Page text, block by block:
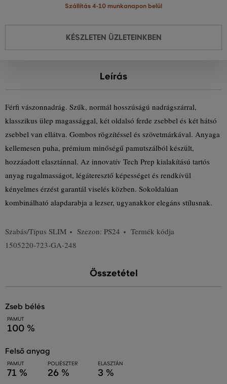
Szállítás 4-10 munkanapon belül
KÉSZLETEN ÜZLETEINKBEN
Leírás
Férfi vászonnadrág. Szűk, normál hosszúságú nadrágszárral,
klasszikus ülep magassággal, két oldalsó ferde zsebbel és két hátsó
zsebbel van ellátva. Gombos rögzítéssel és szövetmárkával. Anyaga
kellemesen puha, prémium minőségű pamutszálból készült,
hozzáadott elasztánnal. Az innovatív Tech Prep kialakítású tartós
anyag rugalmasságot, légáteresztő képességet és rendkívül
kényelmes érzést garantál viselés közben. Sokoldalúan
kombinálható alapdarabja a lezser, ugyanakkor elegáns stílusnak.
Szabás/Típus SLIM Szezon: PS24
Termék kódja
1505220-723-GA-248
Összetétel
zseb bélés
PAMUT
100 %
felső anyag
PAMUT
71 %
POLIÉSZTER
26 %
ELASZTÁN
3 %